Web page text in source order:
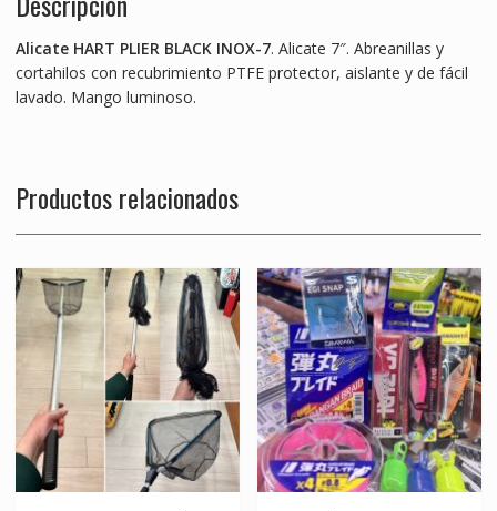
o
o
k
p
p
g
er
Alicate HART PLIER BLACK INOX-7. Alicate 7″. Abreanillas y
cortahilos con recubrimiento PTFE protector, aislante y de fácil
lavado. Mango luminoso.
Productos relacionados